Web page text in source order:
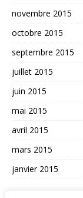
novembre 2015
octobre 2015
septembre 2015
juillet 2015
juin 2015
mai 2015
avril 2015
mars 2015
janvier 2015